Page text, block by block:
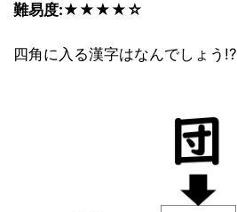
難易度:★★★★☆
四角に入る漢字はなんでしょう!?